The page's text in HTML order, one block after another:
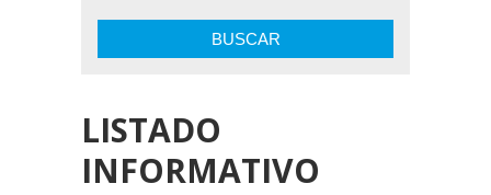
BUSCAR
LISTADO
INFORMATIVO